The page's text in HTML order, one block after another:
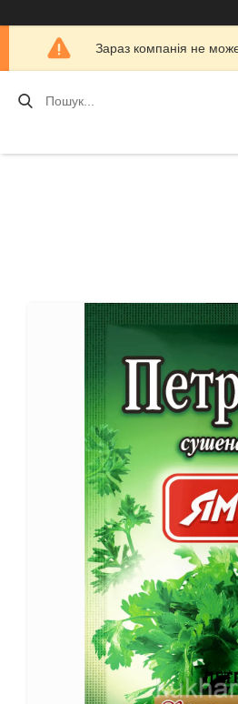
Зараз компанія не